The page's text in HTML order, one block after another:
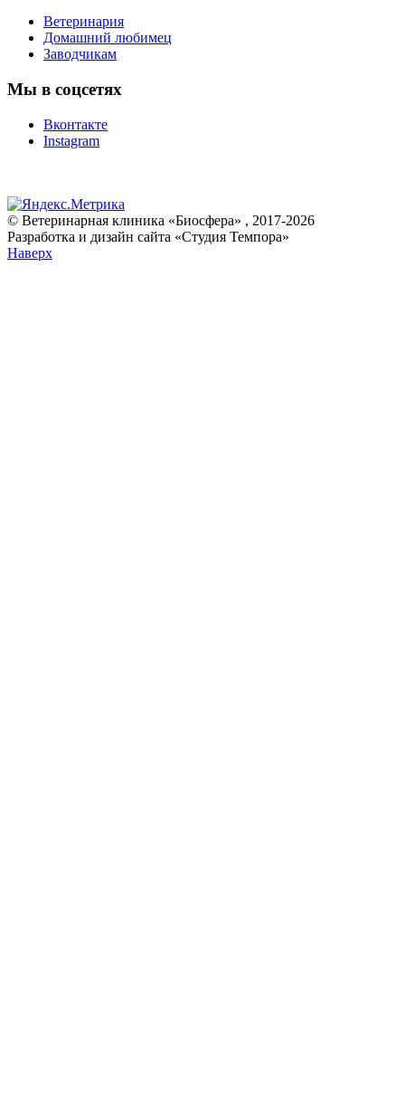
Ветеринария
Домашний любимец
Заводчикам
Мы в соцсетях
Вконтакте
Instagram
© Ветеринарная клиника «Биосфера» , 2017-2026
Разработка и дизайн сайта «Студия Темпора»
Наверх